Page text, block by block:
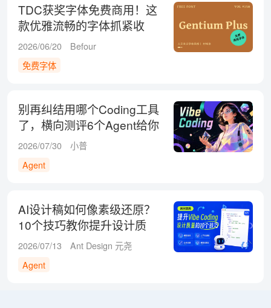
TDC获奖字体免费商用！这
款优雅流畅的字体抓紧收
藏！
2026/06/20
Befour
免费字体
别再纠结用哪个Coding工具
了，横向测评6个Agent给你
答案！
2026/07/30
小普
Agent
AI设计稿如何像素级还原？
10个技巧教你提升设计质
量！
2026/07/13
Ant Design 元尧
Agent